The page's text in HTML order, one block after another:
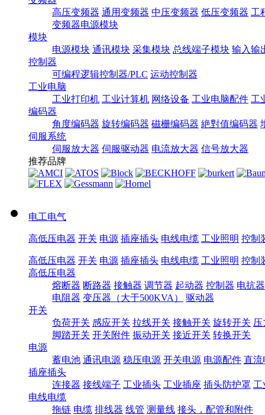
高压变频器 通用变频器 中压变频器 低压变频器 工
变频器电源模块
模块
电源模块 通讯模块 采集模块 总线端子模块 输入输
控制器
可编程逻辑控制器/PLC 运动控制器
工业电脑
工业打印机 工业计算机 网络设备 工业电脑配件 工
编码器
角度编码器 旋转编码器 磁栅编码器 絶對值编码器
伺服系统
伺服放大器 伺服驱动器 电流放大器 信号放大器
推荐品牌
电工电气
高低压电器 开关 电源 插座插头 电线电缆 工业照明 控制
高低压电器 开关 电源 插座插头 电线电缆 工业照明 控制
高低压电器
熔断器 断路器 接触器 调节器 起动器 控制器 电抗器
电阻器 变压器（大于500KVA）
驱动器
开关
负荷开关 感应开关 拉线开关 接触开关 旋转开关 压
脚踏开关 开关附件 振动开关 接近开关 转换开关
电源
蓄电池 通讯电源 稳压电源 开关电源 电源配件 直流
插座插头
连接器 接线端子 工业插头 工业插座 插头防护罩 工
电线电缆
拖链 电缆 排线器 线管 测量线 接头，配管和附件